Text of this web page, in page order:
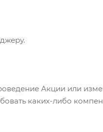
Акции или
каких-либо